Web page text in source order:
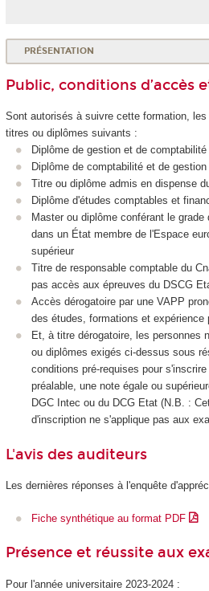
PRÉSENTATION
Public, conditions d’accès
Sont autorisés à suivre cette formation,
titres ou diplômes suivants :
Diplôme de gestion et de
Diplôme de comptabilité et de
Titre ou diplôme admis en dispense
Diplôme d'études comptables et
Master ou diplôme conférant le
dans un État membre de l'Espace
supérieur
Titre de responsable comptable du
pas accès aux épreuves du DSCG
Accès dérogatoire par une VAPP
des études, formations et expérience
Et, à titre dérogatoire, les personnes
ou diplômes exigés ci-dessus sous
conditions pré-requises pour
préalable, une note égale ou
DGC Intec ou du DCG Etat (N.B. :
d'inscription ne s'applique pas aux
L'avis des auditeurs
Les dernières réponses à l'enquête
Fiche synthétique au format PDF
Présence et réussite aux
Pour l'année universitaire 2023-2024 :